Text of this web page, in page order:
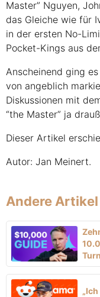
Master” Nguyen,
das Gleiche wie für
in der ersten No-
Pocket-Kings aus
Anscheinend ging
von angeblich
Diskussionen mit
“the Master” ja
Dieser Artikel
Autor: Jan Meinert.
Andere Artikel